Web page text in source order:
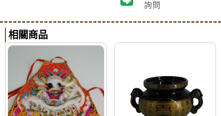
詢問
相關商品